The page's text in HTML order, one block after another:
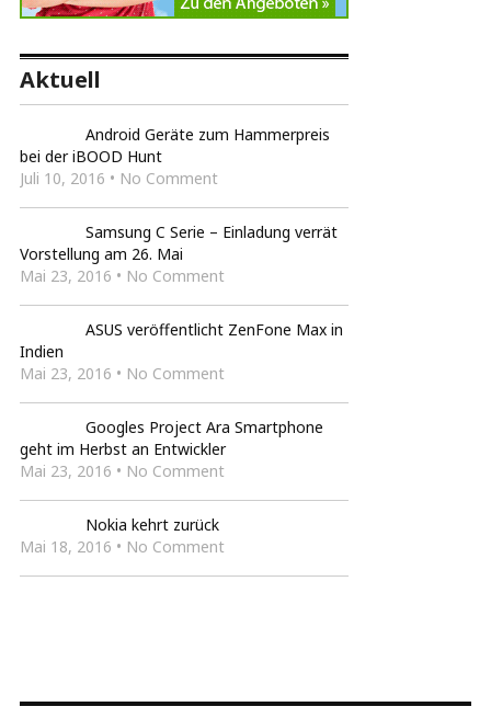
Aktuell
Android Geräte zum Hammerpreis
bei der iBOOD Hunt
Juli 10, 2016 • No Comment
Samsung C Serie – Einladung verrät
Vorstellung am 26. Mai
Mai 23, 2016 • No Comment
ASUS veröffentlicht ZenFone Max in
Indien
Mai 23, 2016 • No Comment
Googles Project Ara Smartphone
geht im Herbst an Entwickler
Mai 23, 2016 • No Comment
Nokia kehrt zurück
Mai 18, 2016 • No Comment